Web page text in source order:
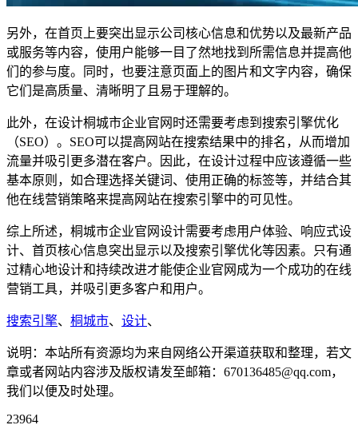
另外，在首页上要突出显示公司核心信息和优势以及最新产品
或服务等内容，使用户能够一目了然地找到所需信息并提高他
们的参与度。同时，也要注意页面上的图片和文字内容，确保
它们是高质量、清晰明了且易于理解的。
此外，在设计桐城市企业官网时还需要考虑到搜索引擎优化
（SEO）。SEO可以提高网站在搜索结果中的排名，从而增加
流量并吸引更多潜在客户。因此，在设计过程中应该遵循一些
基本原则，如合理选择关键词、使用正确的标签等，并结合其
他在线营销策略来提高网站在搜索引擎中的可见性。
综上所述，桐城市企业官网设计需要考虑用户体验、响应式设
计、首页核心信息突出显示以及搜索引擎优化等因素。只有通
过精心地设计和持续改进才能使企业官网成为一个成功的在线
营销工具，并吸引更多客户和用户。
搜索引擎、 桐城市、 设计、
说明：本站所有资源均为来自网络公开渠道获取和整理，若文
章或者网站内容涉及版权请发至邮箱：670136485@qq.com，
我们以便及时处理。
23964